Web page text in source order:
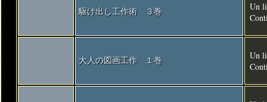
駆け出し工作術 ３巻
Un
大人の図画工作 １巻
Un